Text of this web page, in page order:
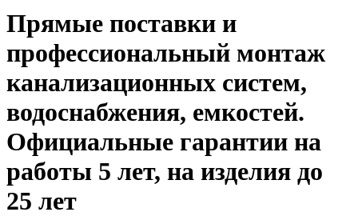
Прямые поставки и
профессиональный монтаж
канализационных систем,
водоснабжения, емкостей.
Официальные гарантии на
работы 5 лет, на изделия до
25 лет